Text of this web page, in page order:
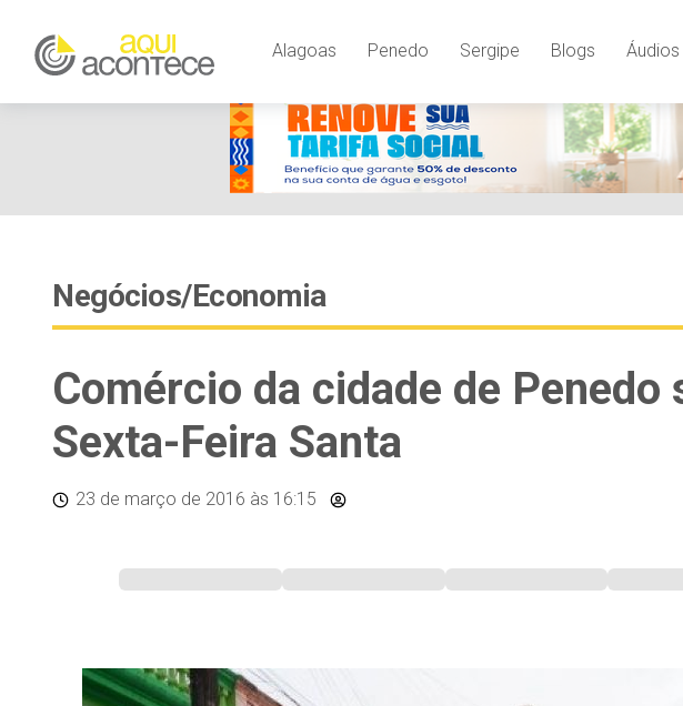
Alagoas Penedo Sergipe Blogs Áudios
Negócios/Economia
Comércio da cidade de Penedo
Sexta-Feira Santa
23 de março de 2016 às 16:15